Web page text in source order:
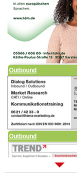
Outbound
Outbound